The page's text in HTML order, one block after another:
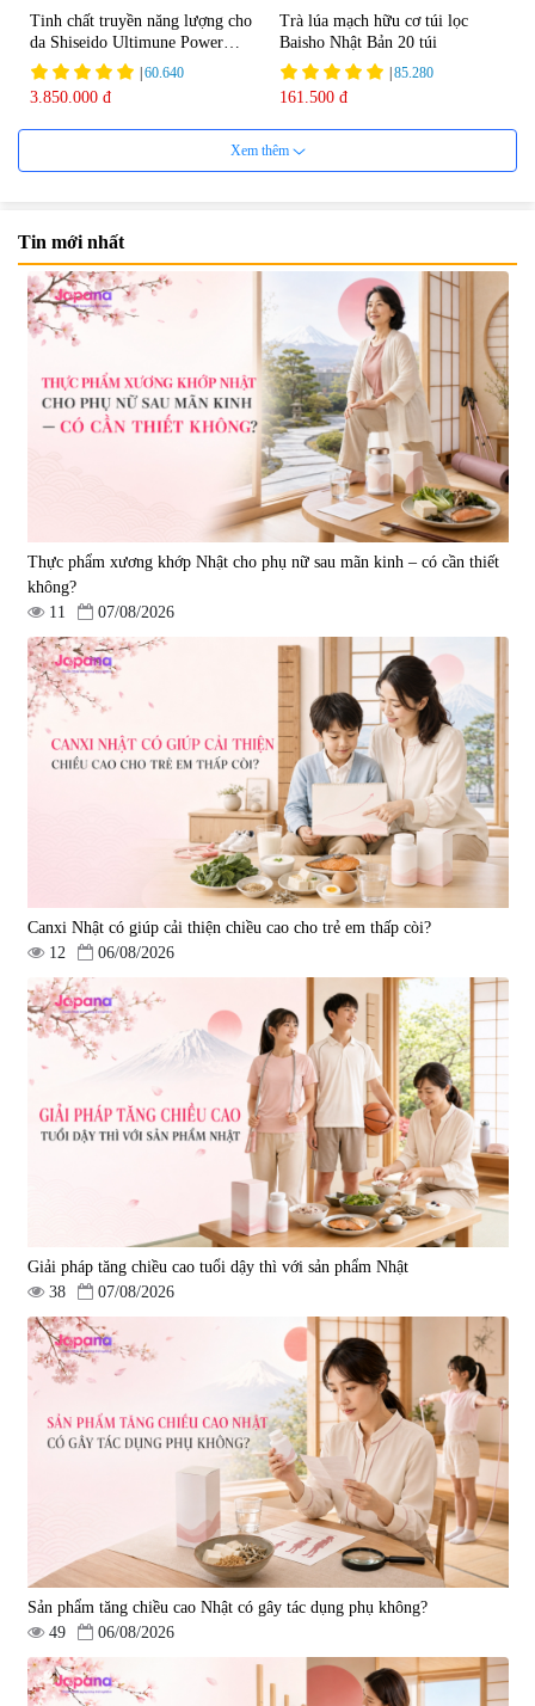
Tinh chất truyền năng lượng cho
da Shiseido Ultimune Power
75ml
|60.640
3.850.000 đ
Trà lúa mạch hữu cơ túi lọc
Baisho Nhật Bản 20 túi
|85.280
161.500 đ
Viên uống bổ não Ribeto Shoji
| 57.920
1.450.000 đ
Viên nang uống cải thiện thị lực,
trí nhớ DHA + EPA + Flaxseed
Oil 30 viên/gói - Date 02/2027
|52.346
225.000 đ
Tẩy tế bào chết Nichiei Bussan
Nano NMN+ Peeling Gel
Luxury 200g
1.490.000 đ
Viên uống hỗ trợ bền thành
mạch, ngừa tai biến Elastin Plus
& Nattokinase Hokoen 80 viên
|0
980.000 đ
Viên uống bổ gan Ribeto Shoji
Hepaclean 60 viên
543.205
690.000 đ
Viên uống hỗ trợ cải thiện thoát
vị đĩa đệm Kyoto Has 30 viên
14.560
1.600.000 đ
Sleepy Nhật Bản 80 viên
|13.760
580.000 đ
điều trị đột quỵ Biken Kinase
Gold 60 viên
|0
1.570.000 đ
Xem thêm
Tin mới nhất
Thực phẩm xương khớp Nhật cho phụ nữ sau mãn kinh – có cần thiết
không?
11
07/08/2026
Canxi Nhật có giúp cải thiện chiều cao cho trẻ em thấp còi?
12
06/08/2026
Giải pháp tăng chiều cao tuổi dậy thì với sản phẩm Nhật
38
07/08/2026
Sản phẩm tăng chiều cao Nhật có gây tác dụng phụ không?
49
06/08/2026